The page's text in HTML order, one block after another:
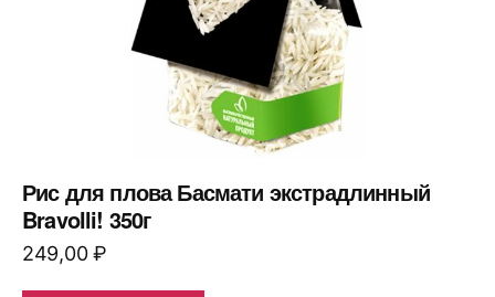
Рис для плова Басмати экстрадлинный
Bravolli! 350г
249,00₽